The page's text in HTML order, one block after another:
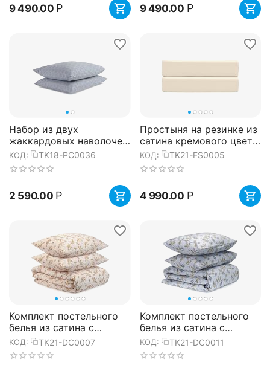
9 490.00 Р 9 490.00 Р
Набор из двух
жаккардовых наволочек
с принтом Хвойный
вальс Russian North,
50х70 см, Tkano
КОД: TK18-PC0036
2 590.00 Р
Простыня на резинке из
сатина кремового цвета
из коллекции Essential,
200х200х30 см, Tkano
КОД: TK21-FS0005
4 990.00 Р
Комплект постельного
белья из сатина с
принтом 'Степное
цветение' из коллекции
Prairie,...
КОД: TK21-DC0007
Комплект постельного
белья из сатина с
принтом 'Ягоды тайги'
из коллекции Russian
North...
КОД: TK21-DC0011